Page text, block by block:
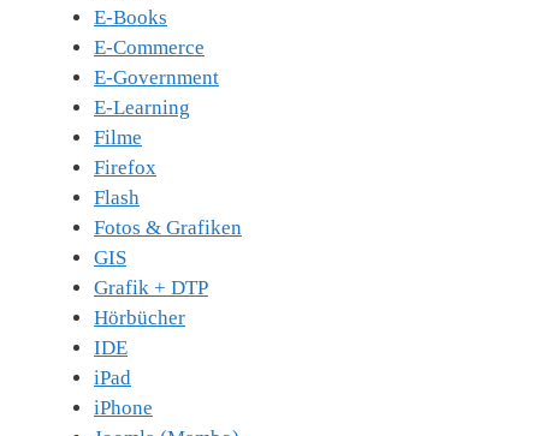
E-Books
E-Commerce
E-Government
E-Learning
Filme
Firefox
Flash
Fotos & Grafiken
GIS
Grafik + DTP
Hörbücher
IDE
iPad
iPhone